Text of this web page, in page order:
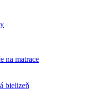
na matrace
bielizeň